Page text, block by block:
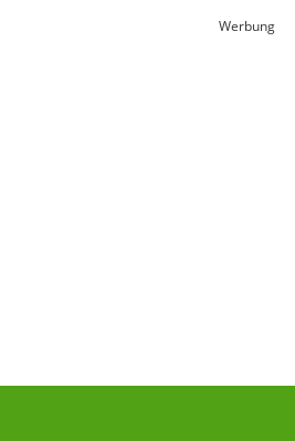
Werbung